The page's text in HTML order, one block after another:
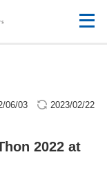
06/03 2023/02/22
2022 at